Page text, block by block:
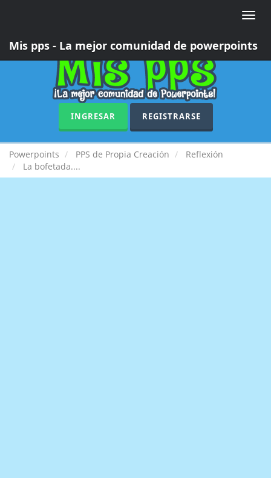
Toggle
Mis pps - La mejor comunidad de powerpoints
INGRESAR REGISTRARSE
Powerpoints PPS de Propia Creación
Reflexión
La bofetada....